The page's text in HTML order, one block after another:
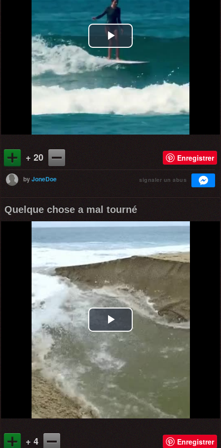
Play
Video
+ 20 Enregistrer
byJoneDoe signaler un abus
Quelque chose a mal tourné
Play
Video
+ 4 Enregistrer